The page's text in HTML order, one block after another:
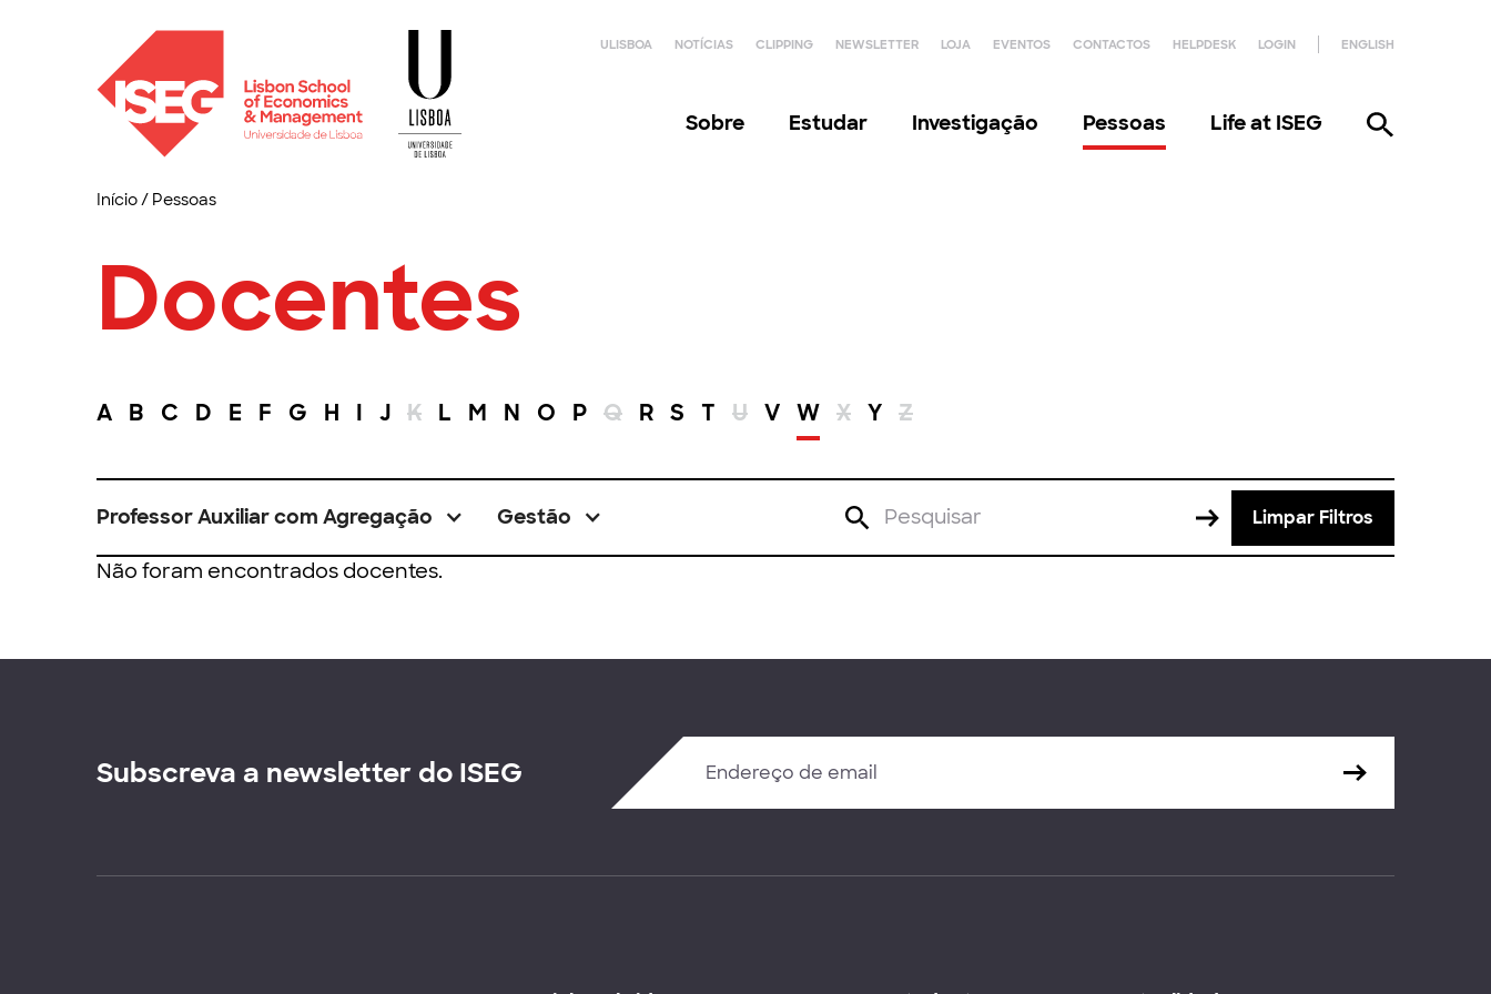
ULISBOA NOTÍCIAS CLIPPING NEWSLETTER LOJA EVENTOS CONTACTOS HELPDESK LOGIN ENGLISH
Sobre Estudar Investigação Pessoas Life at ISEG
Início/ Pessoas
Docentes
A B C D E F G H I J K L M N O P Q R S T U V W X Y Z
Professor Auxiliar com Agregação Gestão Limpar Filtros
Não foram encontrados docentes.
Subscreva a newsletter do ISEG